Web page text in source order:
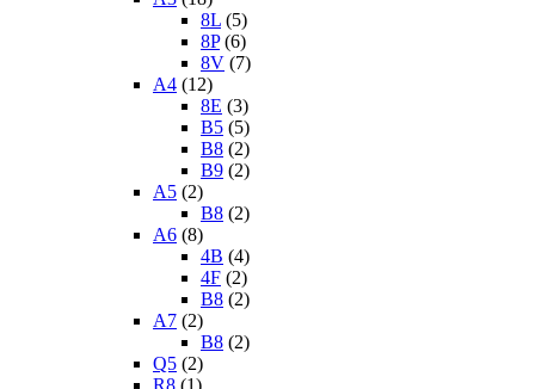
8L (5)
8P (6)
8V (7)
A4 (12)
8E (3)
B5 (5)
B8 (2)
B9 (2)
A5 (2)
B8 (2)
A6 (8)
4B (4)
4F (2)
B8 (2)
A7 (2)
B8 (2)
Q5 (2)
R8 (1)